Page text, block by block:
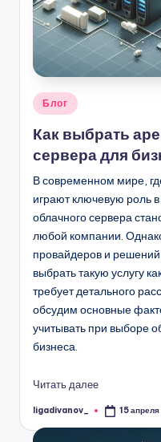
.
b
y
Опубликовано
Блог
Как выбрать
сервера для
В современном мире,
играют ключевую роль
облачного сервера
любой компании.
провайдеров и
выбрать такую услугу
требует детального
обсудим основные
учитывать при выборе
бизнеса.
Читать далее
Запись
ligadivanov_ 15